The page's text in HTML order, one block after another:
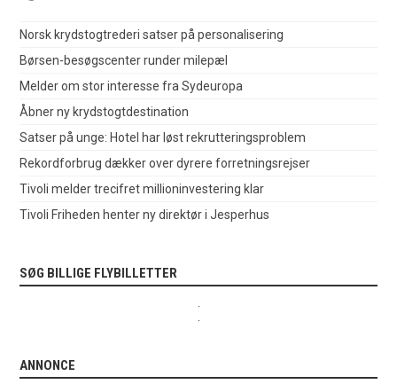
Norsk krydstogtrederi satser på personalisering
Børsen-besøgscenter runder milepæl
Melder om stor interesse fra Sydeuropa
Åbner ny krydstogtdestination
Satser på unge: Hotel har løst rekrutteringsproblem
Rekordforbrug dækker over dyrere forretningsrejser
Tivoli melder trecifret millioninvestering klar
Tivoli Friheden henter ny direktør i Jesperhus
SØG BILLIGE FLYBILLETTER
ANNONCE